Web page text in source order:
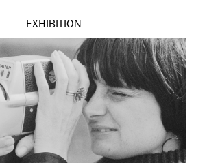
EXHIBITION